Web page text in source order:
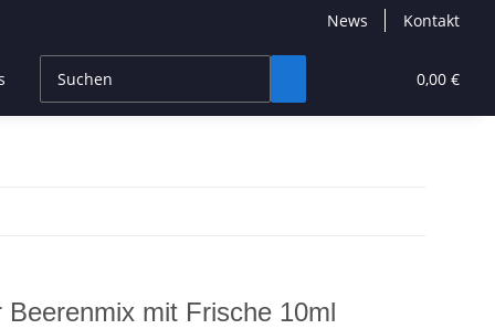
News Kontakt
0,00 €
CBD Products High End
mit Frische 10ml